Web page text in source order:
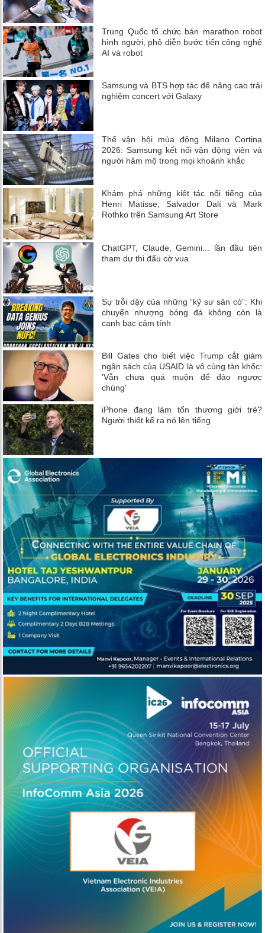
Trung Quốc tổ chức bán marathon robot
hình người, phô diễn bước tiến công nghệ
AI và robot
Samsung và BTS hợp tác để nâng cao trải
nghiệm concert với Galaxy
Thế vận hội mùa đông Milano Cortina
2026: Samsung kết nối vận động viên và
người hâm mộ trong mọi khoảnh khắc
Khám phá những kiệt tác nổi tiếng của
Henri Matisse, Salvador Dalí và Mark
Rothko trên Samsung Art Store
ChatGPT, Claude, Gemini... lần đầu tiên
tham dự thi đấu cờ vua
Sự trỗi dậy của những “kỹ sư sân cỏ”: Khi
chuyển nhượng bóng đá không còn là
canh bạc cảm tính
Bill Gates cho biết việc Trump cắt giảm
ngân sách của USAID là vô cùng tàn khốc:
'Vẫn chưa quá muộn để đảo ngược
chúng'
iPhone đang làm tổn thương giới trẻ?
Người thiết kế ra nó lên tiếng